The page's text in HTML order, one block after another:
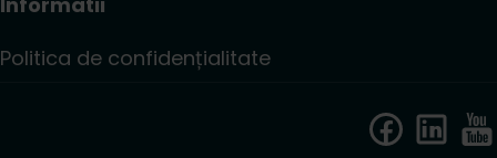
Politica de confidențialitate